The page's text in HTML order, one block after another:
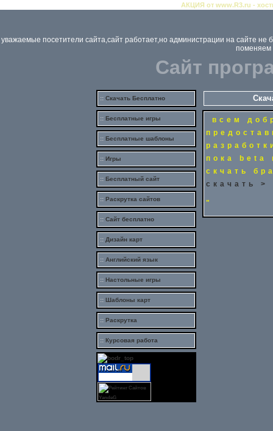
АКЦИЯ от www.R3.ru -
уважаемые посетители сайта,сайт работает,но администрации на сайте
поменяем
Сайт
:: Скачать Бесплатно
:: Бесплатные игры
:: Бесплатные шаблоны
:: Игры
:: Бесплатный сайт
:: Раскрутка сайтов
:: Сайт бесплатно
:: Дизайн карт
:: Английский язык
:: Настольные игры
:: Шаблоны карт
:: Раскрутка
:: Курсовая работа
всем
пока beta
скчать
скачать
>
"